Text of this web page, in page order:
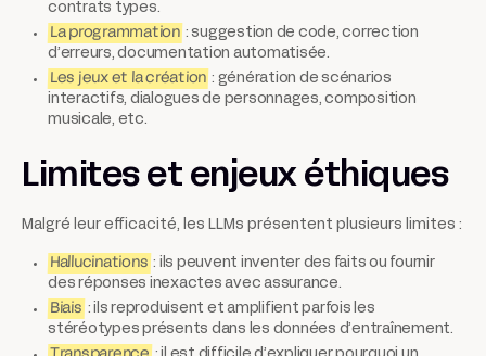
contrats types.
La programmation : suggestion de code, correction
d’erreurs, documentation automatisée.
Les jeux et la création : génération de scénarios
interactifs, dialogues de personnages, composition
musicale, etc.
Limites et enjeux éthiques
Malgré leur efficacité, les LLMs présentent plusieurs limites :
Hallucinations : ils peuvent inventer des faits ou fournir
des réponses inexactes avec assurance.
Biais : ils reproduisent et amplifient parfois les
stéréotypes présents dans les données d’entraînement.